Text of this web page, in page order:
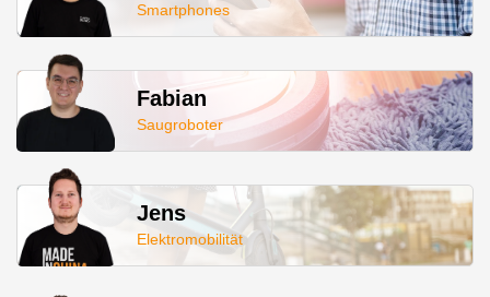
Smartphones
Fabian
Saugroboter
Jens
Elektromobilität